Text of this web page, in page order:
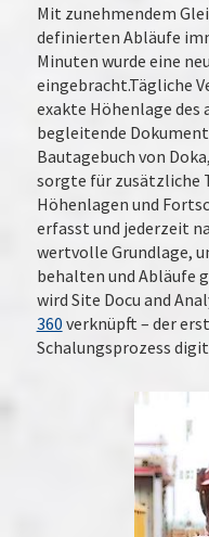
Mit zunehmendem
definierten Abläufe
Minuten wurde eine
eingebracht.Tägliche
exakte Höhenlage
begleitende
Bautagebuch von Doka,
sorgte für zusätzliche
Höhenlagen und
erfasst und jederzeit
wertvolle Grundlage,
behalten und Abläufe
wird Site Docu and
360 verknüpft – der
Schalungsprozess